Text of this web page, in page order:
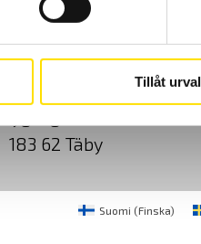
Tillåt urval
183 62 Täby
Suomi (Finska)